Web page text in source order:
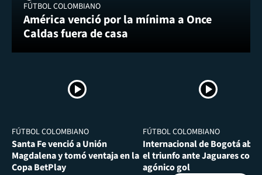
FÚTBOL COLOMBIANO
América venció por la mínima a Once
Caldas fuera de casa
FÚTBOL COLOMBIANO
Santa Fe venció a Unión
Magdalena y tomó ventaja en la
Copa BetPlay
FÚTBOL COLOMBIANO
Internacional de Bogotá
el triunfo ante Jaguares con
agónico gol